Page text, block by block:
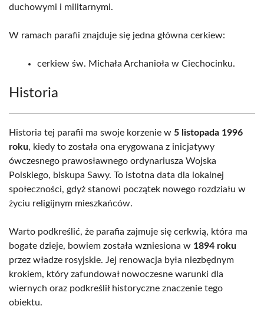
duchowymi i militarnymi.
W ramach parafii znajduje się jedna główna cerkiew:
cerkiew św. Michała Archanioła w Ciechocinku.
Historia
Historia tej parafii ma swoje korzenie w 5 listopada 1996
roku, kiedy to została ona erygowana z inicjatywy
ówczesnego prawosławnego ordynariusza Wojska
Polskiego, biskupa Sawy. To istotna data dla lokalnej
społeczności, gdyż stanowi początek nowego rozdziału w
życiu religijnym mieszkańców.
Warto podkreślić, że parafia zajmuje się cerkwią, która ma
bogate dzieje, bowiem została wzniesiona w 1894 roku
przez władze rosyjskie. Jej renowacja była niezbędnym
krokiem, który zafundował nowoczesne warunki dla
wiernych oraz podkreślił historyczne znaczenie tego
obiektu.